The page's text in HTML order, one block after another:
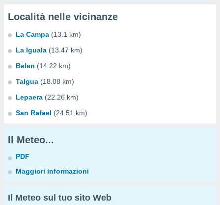
Località nelle vicinanze
La Campa (13.1 km)
La Iguala (13.47 km)
Belen (14.22 km)
Talgua (18.08 km)
Lepaera (22.26 km)
San Rafael (24.51 km)
Il Meteo...
PDF
Maggiori informazioni
Il Meteo sul tuo sito Web